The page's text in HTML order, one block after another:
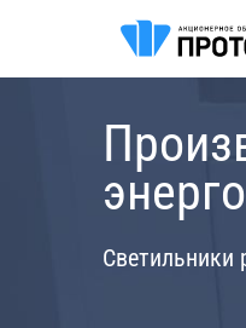
Светильники